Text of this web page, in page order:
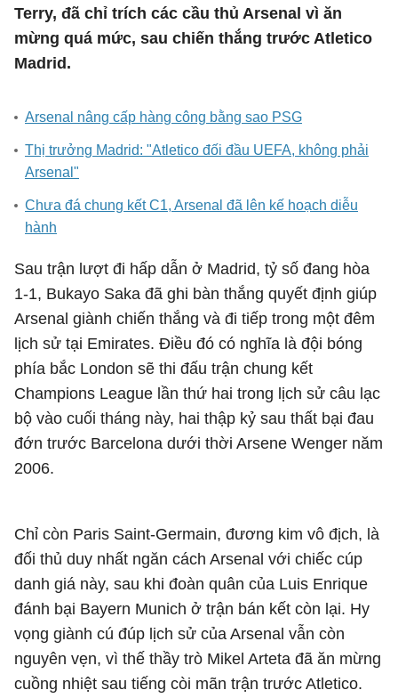
Terry, đã chỉ trích các cầu thủ Arsenal vì ăn
mừng quá mức, sau chiến thắng trước Atletico
Madrid.
Arsenal nâng cấp hàng công bằng sao PSG
Thị trưởng Madrid: "Atletico đối đầu UEFA, không phải
Arsenal"
Chưa đá chung kết C1, Arsenal đã lên kế hoạch diễu
hành
Sau trận lượt đi hấp dẫn ở Madrid, tỷ số đang hòa
1-1, Bukayo Saka đã ghi bàn thắng quyết định giúp
Arsenal giành chiến thắng và đi tiếp trong một đêm
lịch sử tại Emirates. Điều đó có nghĩa là đội bóng
phía bắc London sẽ thi đấu trận chung kết
Champions League lần thứ hai trong lịch sử câu lạc
bộ vào cuối tháng này, hai thập kỷ sau thất bại đau
đớn trước Barcelona dưới thời Arsene Wenger năm
2006.
Chỉ còn Paris Saint-Germain, đương kim vô địch, là
đối thủ duy nhất ngăn cách Arsenal với chiếc cúp
danh giá này, sau khi đoàn quân của Luis Enrique
đánh bại Bayern Munich ở trận bán kết còn lại. Hy
vọng giành cú đúp lịch sử của Arsenal vẫn còn
nguyên vẹn, vì thế thầy trò Mikel Arteta đã ăn mừng
cuồng nhiệt sau tiếng còi mãn trận trước Atletico.